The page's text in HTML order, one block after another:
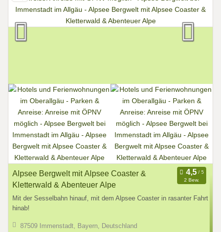
Alpsee Bergwelt mit Alpsee Coaster &
Kletterwald & Abenteuer Alpe
2 Bew.
Mit der Sesselbahn hinauf, mit dem Alpsee Coaster in rasanter Fahrt
hinab!
87509 Immenstadt, Bayern, Deutschland